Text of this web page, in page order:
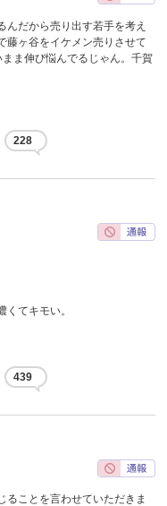
んだから売り出す若手を考え
藤ヶ谷をイケメン売りさせて
ま伸び悩んでるじゃん。千賀
228
てキモい。
439
ることを言わせていただきま